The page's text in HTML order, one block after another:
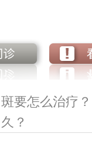
要怎么治疗？
？